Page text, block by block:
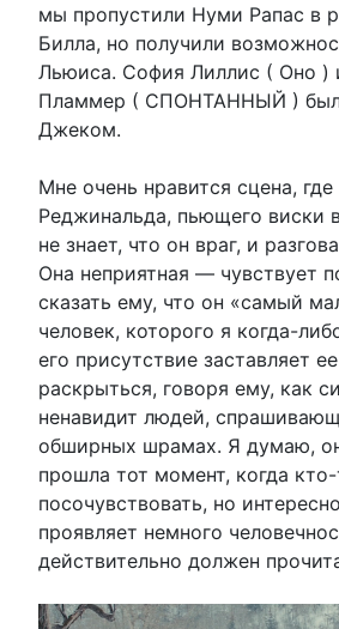
мы пропустили Нуми Рапас в
Билла, но получили
Льюиса. София Лиллис ( Оно )
Пламмер ( СПОНТАННЫЙ )
Джеком.
Мне очень нравится сцена,
Реджинальда, пьющего виски
не знает, что он враг, и
Она неприятная — чувствует
сказать ему, что он «самый
человек, которого я когда-
его присутствие заставляет
раскрыться, говоря ему, как
ненавидит людей,
обширных шрамах. Я думаю,
прошла тот момент, когда
посочувствовать, но
проявляет немного
действительно должен